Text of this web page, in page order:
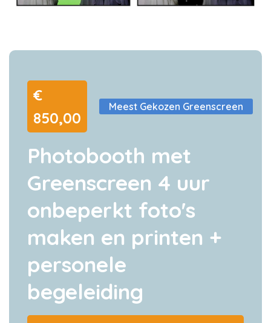
€
850,00
Meest Gekozen Greenscreen
Photobooth met
Greenscreen 4 uur
onbeperkt foto's
maken en printen +
personele
begeleiding